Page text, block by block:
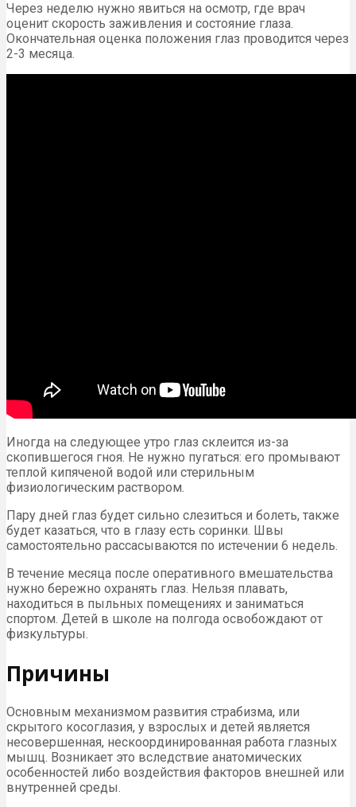
Через неделю нужно явиться на осмотр, где врач
оценит скорость заживления и состояние глаза.
Окончательная оценка положения глаз проводится через
2-3 месяца.
Иногда на следующее утро глаз склеится из-за
скопившегося гноя. Не нужно пугаться: его промывают
теплой кипяченой водой или стерильным
физиологическим раствором.
Пару дней глаз будет сильно слезиться и болеть, также
будет казаться, что в глазу есть соринки. Швы
самостоятельно рассасываются по истечении 6 недель.
В течение месяца после оперативного вмешательства
нужно бережно охранять глаз. Нельзя плавать,
находиться в пыльных помещениях и заниматься
спортом. Детей в школе на полгода освобождают от
физкультуры.
Причины
Основным механизмом развития страбизма, или
скрытого косоглазия, у взрослых и детей является
несовершенная, нескоординированная работа глазных
мышц. Возникает это вследствие анатомических
особенностей либо воздействия факторов внешней или
внутренней среды.